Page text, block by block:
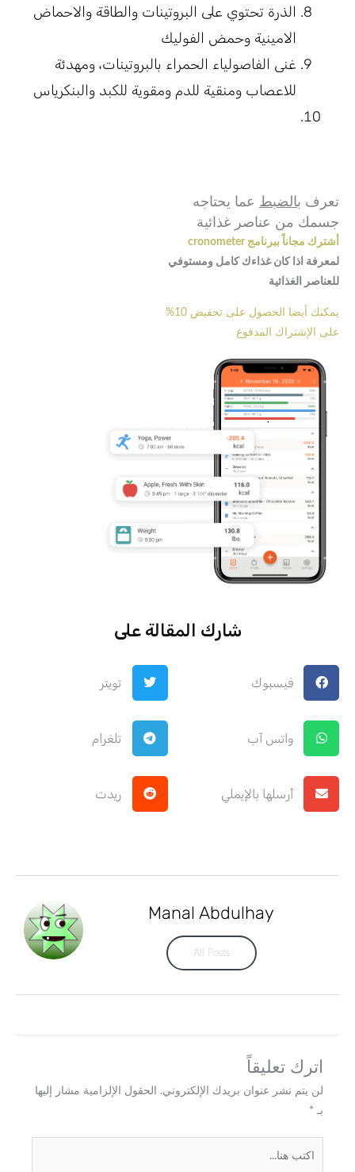
الذرة تحتوي على البروتينات والطاقة والاحماض
الامينية وحمض الفوليك
غنى الفاصولياء الحمراء بالبروتينات، ومهدئة
للاعصاب ومنقية للدم ومقوية للكبد والبنكرياس
تعرف بالضبط عما يحتاجه
جسمك من عناصر غذائية
أشترك مجاناً ببرنامج cronometer
لمعرفة اذا كان غذاءك كامل ومستوفي
للعناصر الغذائية
يمكنك أيضا الحصول على تحفيض 10%
على الإشتراك المدفوع
شارك المقالة على
فيسبوك تويتر
واتس آب تلغرام
أرسلها بالإيملي ريدت
Manal Abdulhay
All Posts
اترك تعليقاً
لن يتم نشر عنوان بريدك الإلكتروني.
الحقول الإلزامية مشار إليها
بـ *